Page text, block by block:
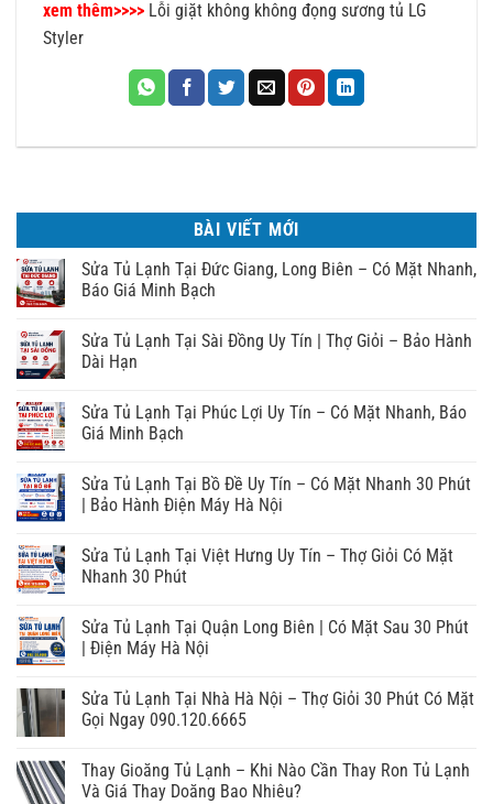
xem thêm>>>> Lỗi giặt không không đọng sương tủ LG
Styler
BÀI VIẾT MỚI
Sửa Tủ Lạnh Tại Đức Giang, Long Biên – Có Mặt Nhanh,
Báo Giá Minh Bạch
Sửa Tủ Lạnh Tại Sài Đồng Uy Tín | Thợ Giỏi – Bảo Hành
Dài Hạn
Sửa Tủ Lạnh Tại Phúc Lợi Uy Tín – Có Mặt Nhanh, Báo
Giá Minh Bạch
Sửa Tủ Lạnh Tại Bồ Đề Uy Tín – Có Mặt Nhanh 30 Phút
| Bảo Hành Điện Máy Hà Nội
Sửa Tủ Lạnh Tại Việt Hưng Uy Tín – Thợ Giỏi Có Mặt
Nhanh 30 Phút
Sửa Tủ Lạnh Tại Quận Long Biên | Có Mặt Sau 30 Phút
| Điện Máy Hà Nội
Sửa Tủ Lạnh Tại Nhà Hà Nội – Thợ Giỏi 30 Phút Có Mặt
Gọi Ngay 090.120.6665
Thay Gioăng Tủ Lạnh – Khi Nào Cần Thay Ron Tủ Lạnh
Và Giá Thay Doăng Bao Nhiêu?